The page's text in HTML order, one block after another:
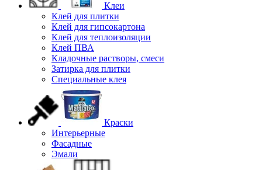
Клеи
Клей для плитки
Клей для гипсокартона
Клей для теплоизоляции
Клей ПВА
Кладочные растворы, смеси
Затирка для плитки
Специальные клея
Краски
Интерьерные
Фасадные
Эмали